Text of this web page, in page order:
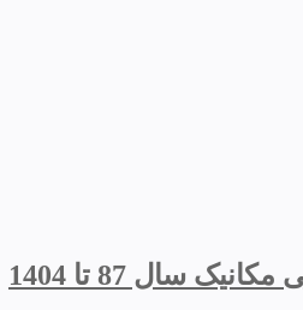
سال 87 تا 1404